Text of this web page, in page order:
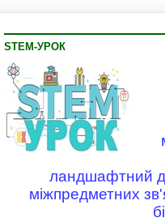
STEM-УРОК
ландшафтний
міжпредметних